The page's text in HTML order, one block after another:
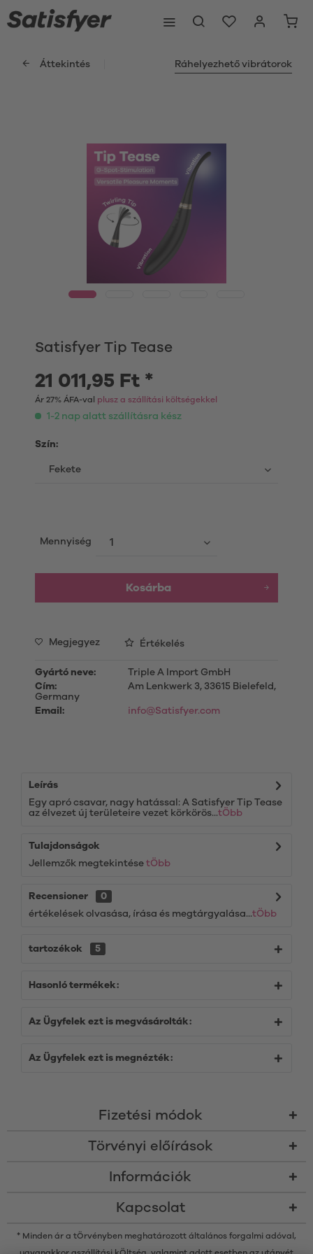
Áttekintés Ráhelyezhető vibrátorok
Satisfyer Tip Tease
21 011,95 Ft *
Ár 27% ÁFA-val plusz a szállítási költségekkel
1-2 nap alatt szállításra kész
Szín:
Mennyiség
Kosárba
Megjegyez Értékelés
Gyártó neve:
Triple A Import GmbH
Cím:
Am Lenkwerk 3, 33615 Bielefeld,
Germany
Email:
info@Satisfyer.com
Leírás
Egy apró csavar, nagy hatással: A Satisfyer Tip Tease
az élvezet új területeire vezet körkörös...tÖbb
Tulajdonságok
Jellemzők megtekintése tÖbb
Recensioner
0
értékelések olvasása, írása és megtárgyalása...tÖbb
tartozékok 5
Hasonló termékek:
Az Ügyfelek ezt is megvásárolták:
Az Ügyfelek ezt is megnézték:
Fizetési módok
Törvényi előírások
Információk
Kapcsolat
* Minden ár a tÖrvényben meghatározott általános forgalmi adóval,